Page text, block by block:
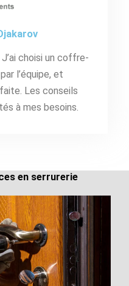
choisi un coffre-
l’équipe, et
Les conseils
à mes besoins.
en serrurerie